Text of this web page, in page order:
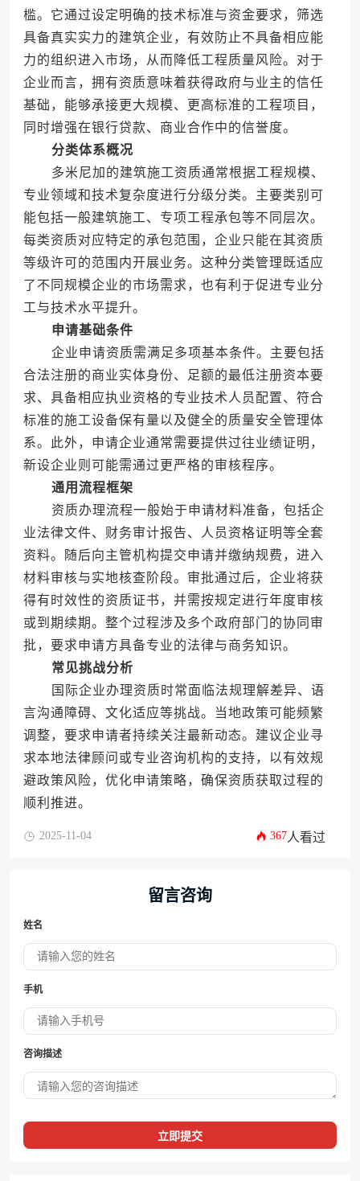
槛。它通过设定明确的技术标准与资金要求，筛选
具备真实实力的建筑企业，有效防止不具备相应能
力的组织进入市场，从而降低工程质量风险。对于
企业而言，拥有资质意味着获得政府与业主的信任
基础，能够承接更大规模、更高标准的工程项目，
同时增强在银行贷款、商业合作中的信誉度。
分类体系概况
多米尼加的建筑施工资质通常根据工程规模、
专业领域和技术复杂度进行分级分类。主要类别可
能包括一般建筑施工、专项工程承包等不同层次。
每类资质对应特定的承包范围，企业只能在其资质
等级许可的范围内开展业务。这种分类管理既适应
了不同规模企业的市场需求，也有利于促进专业分
工与技术水平提升。
申请基础条件
企业申请资质需满足多项基本条件。主要包括
合法注册的商业实体身份、足额的最低注册资本要
求、具备相应执业资格的专业技术人员配置、符合
标准的施工设备保有量以及健全的质量安全管理体
系。此外，申请企业通常需要提供过往业绩证明，
新设企业则可能需通过更严格的审核程序。
通用流程框架
资质办理流程一般始于申请材料准备，包括企
业法律文件、财务审计报告、人员资格证明等全套
资料。随后向主管机构提交申请并缴纳规费，进入
材料审核与实地核查阶段。审批通过后，企业将获
得有时效性的资质证书，并需按规定进行年度审核
或到期续期。整个过程涉及多个政府部门的协同审
批，要求申请方具备专业的法律与商务知识。
常见挑战分析
国际企业办理资质时常面临法规理解差异、语
言沟通障碍、文化适应等挑战。当地政策可能频繁
调整，要求申请者持续关注最新动态。建议企业寻
求本地法律顾问或专业咨询机构的支持，以有效规
避政策风险，优化申请策略，确保资质获取过程的
顺利推进。
2025-11-04 367人看过
留言咨询
姓名
手机
咨询描述
立即提交